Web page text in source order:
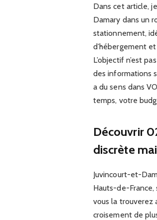
Dans cet article,
Damary dans un
stationnement,
d’hébergement
L’objectif n’est
des informations
a du sens dans
temps, votre
Découvrir
discrète
Juvincourt-et-
Hauts-de-
vous la trouverez
croisement de